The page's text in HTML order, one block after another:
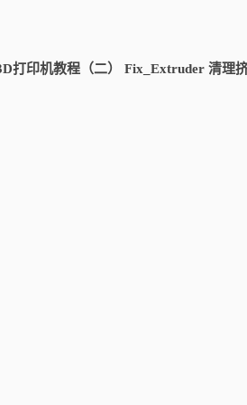
打印机教程（二） Fix_Extruder 清理